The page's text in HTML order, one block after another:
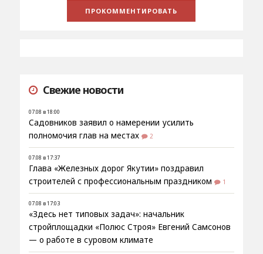
Свежие новости
07.08 в 18:00
Садовников заявил о намерении усилить
полномочия глав на местах
2
07.08 в 17:37
Глава «Железных дорог Якутии» поздравил
строителей с профессиональным праздником
1
07.08 в 17:03
«Здесь нет типовых задач»: начальник
стройплощадки «Полюс Строя» Евгений Самсонов
— о работе в суровом климате